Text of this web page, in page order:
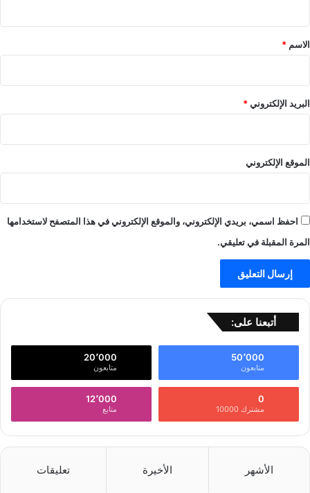
*
الاسم *
البريد الإلكتروني*
الموقع الإلكتروني
احفظ اسمي، بريدي الإلكتروني، والموقع الإلكتروني في هذا المتصفح لاستخدامها
المرة المقبلة في تعليقي.
أتبعنا على:
50٬000
متابعون
20٬000
متابعون
0
مشترك 10000
12٬000
متابع
الأشهر الأخيرة تعليقات